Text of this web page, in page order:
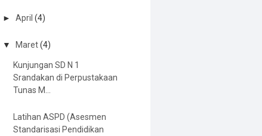
►April (4)
▼ Maret(4)
Kunjungan SD N 1
Srandakan di Perpustakaan
Tunas M...
Latihan ASPD (Asesmen
Standarisasi Pendidikan